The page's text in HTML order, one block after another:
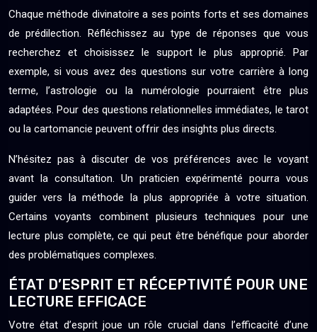
Chaque méthode divinatoire a ses points forts et ses domaines
de prédilection. Réfléchissez au type de réponses que vous
recherchez et choisissez le support le plus approprié. Par
exemple, si vous avez des questions sur votre carrière à long
terme, l’astrologie ou la numérologie pourraient être plus
adaptées. Pour des questions relationnelles immédiates, le tarot
ou la cartomancie peuvent offrir des insights plus directs.
N’hésitez pas à discuter de vos préférences avec le voyant
avant la consultation. Un praticien expérimenté pourra vous
guider vers la méthode la plus appropriée à votre situation.
Certains voyants combinent plusieurs techniques pour une
lecture plus complète, ce qui peut être bénéfique pour aborder
des problématiques complexes.
ÉTAT D’ESPRIT ET RÉCEPTIVITÉ POUR UNE
LECTURE EFFICACE
Votre état d’esprit joue un rôle crucial dans l’efficacité d’une